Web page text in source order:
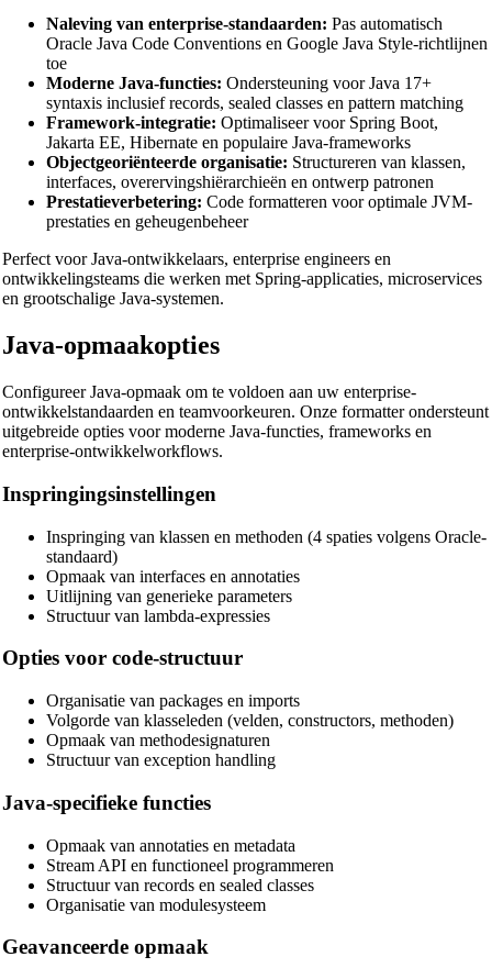
Related Tools
Naleving van enterprise-standaarden: Pas automatisch
Oracle Java Code Conventions en Google Java Style-richtlijnen
toe
Moderne Java-functies: Ondersteuning voor Java 17+
syntaxis inclusief records, sealed classes en pattern matching
Framework-integratie: Optimaliseer voor Spring Boot,
Jakarta EE, Hibernate en populaire Java-frameworks
Objectgeoriënteerde organisatie: Structureren van klassen,
interfaces, overervingshiërarchieën en ontwerp patronen
Prestatieverbetering: Code formatteren voor optimale JVM-
prestaties en geheugenbeheer
Perfect voor Java-ontwikkelaars, enterprise engineers en
ontwikkelingsteams die werken met Spring-applicaties, microservices
en grootschalige Java-systemen.
Java-opmaakopties
Configureer Java-opmaak om te voldoen aan uw enterprise-
ontwikkelstandaarden en teamvoorkeuren. Onze formatter ondersteunt
uitgebreide opties voor moderne Java-functies, frameworks en
enterprise-ontwikkelworkflows.
Inspringingsinstellingen
Inspringing van klassen en methoden (4 spaties volgens Oracle-
standaard)
Opmaak van interfaces en annotaties
Uitlijning van generieke parameters
Structuur van lambda-expressies
Opties voor code-structuur
Organisatie van packages en imports
Volgorde van klasseleden (velden, constructors, methoden)
Opmaak van methodesignaturen
Structuur van exception handling
Java-specifieke functies
Opmaak van annotaties en metadata
Stream API en functioneel programmeren
Structuur van records en sealed classes
Organisatie van modulesysteem
Geavanceerde opmaak